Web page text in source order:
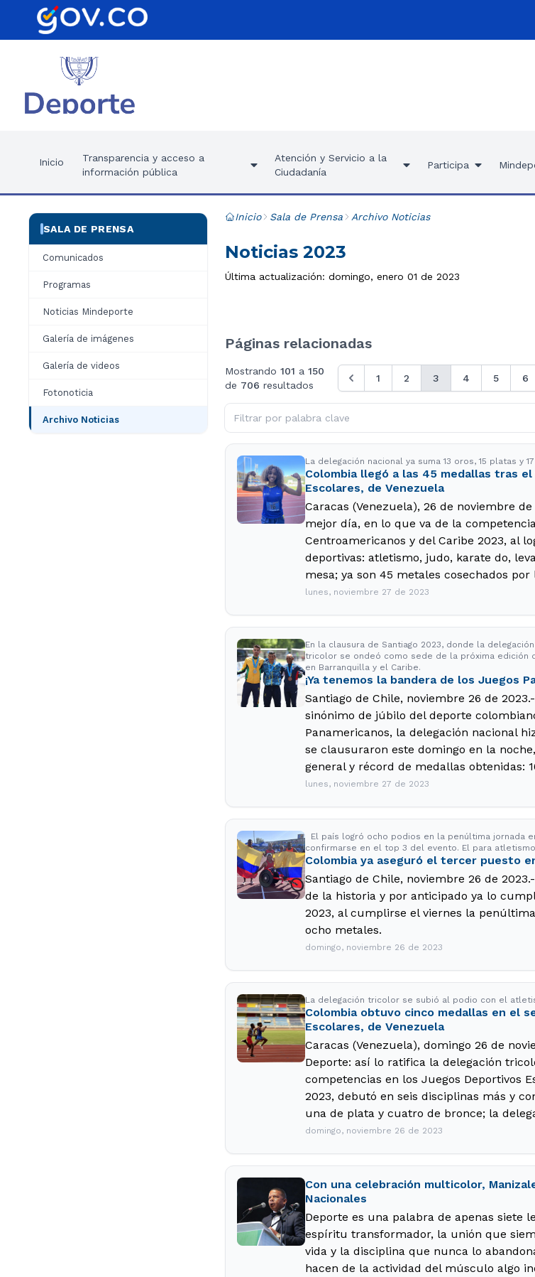
Inicio
Transparencia y acceso a
información pública
Atención y Servicio a la
Ciudadanía
Participa
SALA DE PRENSA
Comunicados
Programas
Noticias Mindeporte
Galería de imágenes
Galería de videos
Fotonoticia
Archivo Noticias
Inicio Sala de Prensa Archivo Noticias
Noticias 2023
Última actualización: domingo, enero 01 de 2023
Páginas relacionadas
Mostrando 101 a 150
de 706 resultados
1 2 3 4 5 6
La delegación nacional ya suma 13 oros, 15 platas y
Colombia llegó a las 45 medallas tras
Escolares, de Venezuela
Caracas (Venezuela), 26 de noviembre
mejor día, en lo que va de la
Centroamericanos y del Caribe 2023, al
deportivas: atletismo, judo, karate do,
mesa; ya son 45 metales cosechados
lunes, noviembre 27 de 2023
En la clausura de Santiago 2023, donde la
tricolor se ondeó como sede de la próxima edición
en Barranquilla y el Caribe.
¡Ya tenemos la bandera de los Juegos
Santiago de Chile, noviembre 26 de
sinónimo de júbilo del deporte
Panamericanos, la delegación nacional
se clausuraron este domingo en la
general y récord de medallas obtenidas:
lunes, noviembre 27 de 2023
El país logró ocho podios en la penúltima jornada
confirmarse en el top 3 del evento. El para
Colombia ya aseguró el tercer puesto
Santiago de Chile, noviembre 26 de
de la historia y por anticipado ya lo
2023, al cumplirse el viernes la
ocho metales.
domingo, noviembre 26 de 2023
La delegación tricolor se subió al podio con el
Colombia obtuvo cinco medallas en el
Escolares, de Venezuela
Caracas (Venezuela), domingo 26 de
Deporte: así lo ratifica la delegación
competencias en los Juegos Deportivos
2023, debutó en seis disciplinas más y
una de plata y cuatro de bronce; la
domingo, noviembre 26 de 2023
Con una celebración multicolor,
Nacionales
Deporte es una palabra de apenas siete
espíritu transformador, la unión que
vida y la disciplina que nunca lo
hacen de la actividad del músculo algo